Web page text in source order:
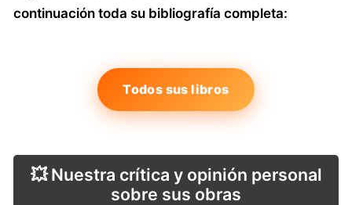
continuación toda su bibliografía completa:
Todos sus libros
💥 Nuestra crítica y opinión personal
sobre sus obras